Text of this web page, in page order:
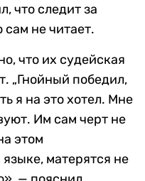
что следит за
не читает.
что их судейская
„Гнойный победил,
я на это хотел. Мне
Им сам черт не
этом
матерятся не